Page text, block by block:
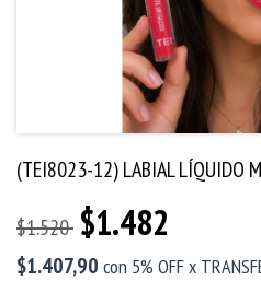
(TEI8023-12) LABIAL LÍQUIDO
$1.520 $1.482
$1.407,90 con 5% OFF x